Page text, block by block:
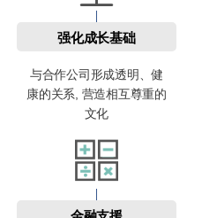
强化成长基础
与合作公司形成透明、健
康的关系, 营造相互尊重的
文化